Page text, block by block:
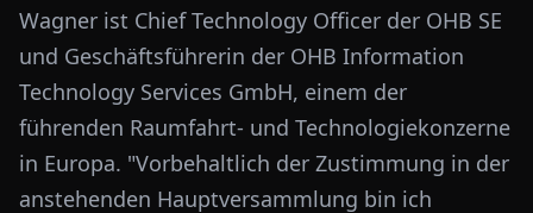
Wagner ist Chief Technology Officer der OHB SE
und Geschäftsführerin der OHB Information
Technology Services GmbH, einem der
führenden Raumfahrt- und Technologiekonzerne
in Europa. "Vorbehaltlich der Zustimmung in der
anstehenden Hauptversammlung bin ich